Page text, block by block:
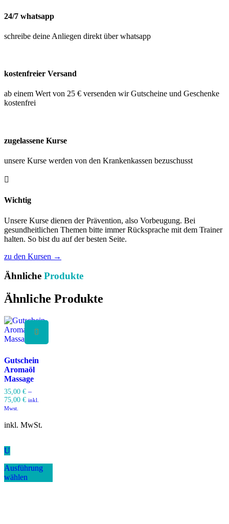
24/7 whatsapp
schreibe deine Anliegen direkt über whatsapp
kostenfreier Versand
ab einem Wert von 25 € versenden wir Gutscheine und Geschenke
kostenfrei
zugelassene Kurse
unsere Kurse werden von den Krankenkassen bezuschusst

Wichtig
Unsere Kurse dienen der Prävention, also Vorbeugung. Bei
gesundheitlichen Themen bitte immer Rücksprache mit dem Trainer
halten. So bist du auf der besten Seite.
zu den Kursen →
Ähnliche Produkte
Ähnliche Produkte
Gutschein
Aromaöl
Massage
35,00 € –
75,00 € inkl.
Mwst.
inkl. MwSt.
U
Ausführung
wählen